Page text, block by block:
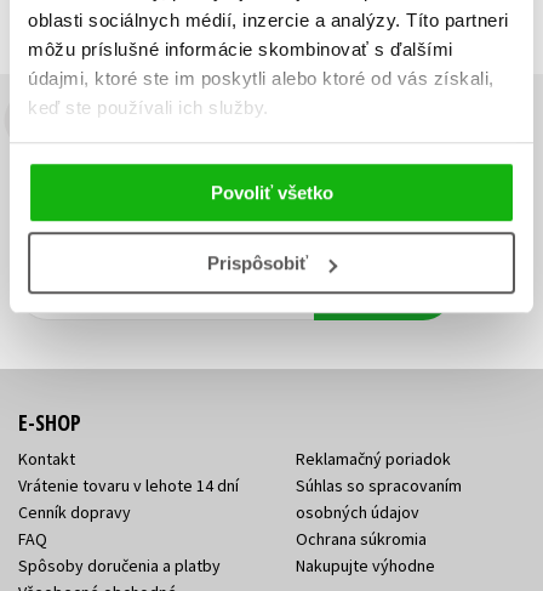
oblasti sociálnych médií, inzercie a analýzy. Títo partneri
môžu príslušné informácie skombinovať s ďalšími
údajmi, ktoré ste im poskytli alebo ktoré od vás získali,
keď ste používali ich služby.
Povoliť všetko
Prispôsobiť
Predchádzajúci 1 Ďalší
Budete to vedieť ako prvý!
výhodná zľava, aká beží súťaž o ceny?Prihláste sa k odberu našich
e-mailových noviniek!
emailová
adresa
emailová
adresa
Vaša emailová adresa Prihlásiť sa
E-SHOP
Kontakt
Vrátenie tovaru v lehote 14 dní
Cenník dopravy
FAQ
Spôsoby doručenia a platby
Reklamačný poriadok
Súhlas so spracovaním
osobných údajov
Ochrana súkromia
Nakupujte výhodne